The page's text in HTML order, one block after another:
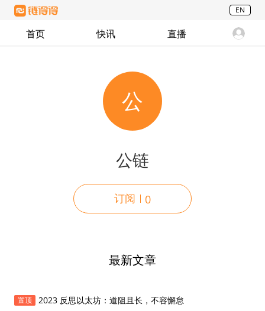
EN
首页 快讯 直播
公
公链
订阅 0
最新文章
置顶 2023 反思以太坊：道阻且长，不容懈怠